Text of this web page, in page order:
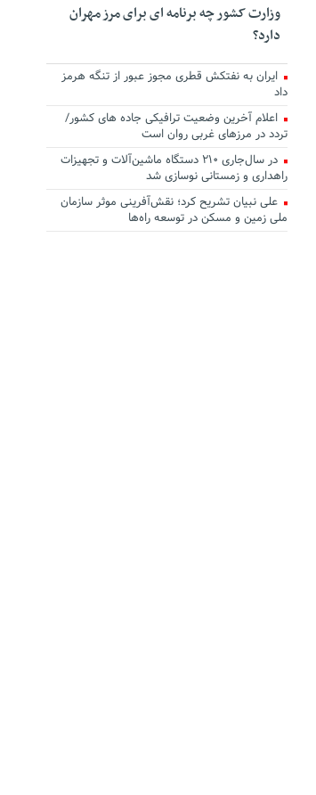
وزارت کشور چه برنامه ای برای مرز مهران
دارد؟
ایران به نفتکش قطری مجوز عبور از تنگه هرمز
داد
اعلام آخرین وضعیت ترافیکی جاده های کشور/
تردد در مرزهای غربی روان است
در سال‌جاری ۲۱۰ دستگاه ماشین‌آلات و تجهیزات
راهداری و زمستانی نوسازی شد
علی نبیان تشریح کرد؛ نقش‌آفرینی موثر سازمان
ملی زمین و مسکن در توسعه راه‌ها